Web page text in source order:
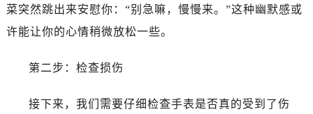
菜突然跳出来安慰你：“别急嘛，慢慢来。”这种幽默感或
许能让你的心情稍微放松一些。
第二步：检查损伤
接下来，我们需要仔细检查手表是否真的受到了伤